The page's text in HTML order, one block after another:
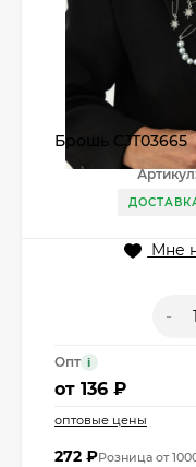
Брошь CJT03665
Мне
-
Опт i
от 136 ₽
оптовые цены
272 ₽Розница от